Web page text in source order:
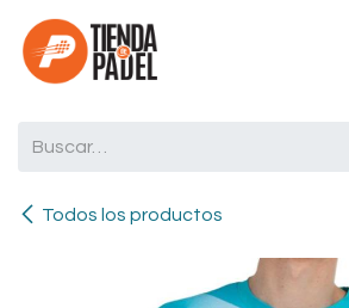
Ir al contenido
Todos los productos